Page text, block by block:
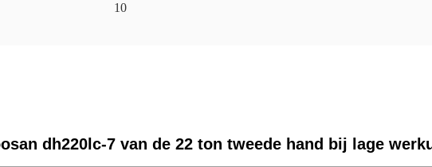
10
dh220lc-7 van de 22 ton tweede hand bij lage